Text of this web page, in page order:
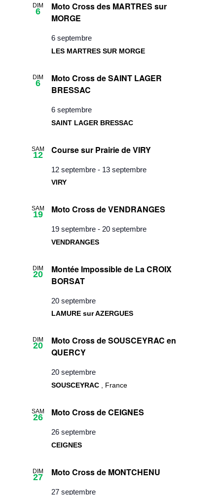
DIM
6
Moto Cross des MARTRES sur
MORGE
6 septembre
LES MARTRES SUR MORGE
DIM
6
Moto Cross de SAINT LAGER
BRESSAC
6 septembre
SAINT LAGER BRESSAC
SAM
12 Course sur Prairie de VIRY
12 septembre- 13 septembre
VIRY
SAM
19 Moto Cross de VENDRANGES
19 septembre- 20 septembre
VENDRANGES
DIM
20
Montée Impossible de La CROIX
BORSAT
20 septembre
LAMURE sur AZERGUES
DIM
20
Moto Cross de SOUSCEYRAC en
QUERCY
20 septembre
SOUSCEYRAC , France
SAM
26 Moto Cross de CEIGNES
26 septembre
CEIGNES
DIM
27 Moto Cross de MONTCHENU
27 septembre